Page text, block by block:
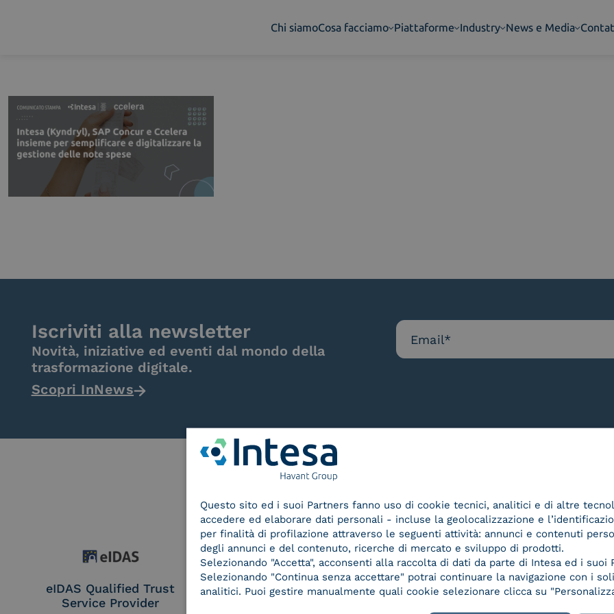
Chi siamoCosa facciamo Piattaforme Industry News e Media
Cosa facciamo
Piattaforme
Industry
News e Media
Contattaci
Iscriviti alla newsletter
Novità, iniziative ed eventi dal mondo della
trasformazione digitale.
Scopri InNews
eIDAS Qualified Trust
Service Provider
eIDAS Qualified Trust
Service Provider e
Questo sito ed i suoi Partners fanno uso di cookie tecnici, analitici e di altre
accedere ed elaborare dati personali - incluse la geolocalizzazione e
per finalità di profilazione attraverso le seguenti attività: annunci e contenuti
degli annunci e del contenuto, ricerche di mercato e sviluppo di prodotti.
Selezionando "Accetta", acconsenti alla raccolta di dati da parte di Intesa ed i suoi
Selezionando "Continua senza accettare" potrai continuare la navigazione con i
analitici. Puoi gestire manualmente quali cookie selezionare clicca su